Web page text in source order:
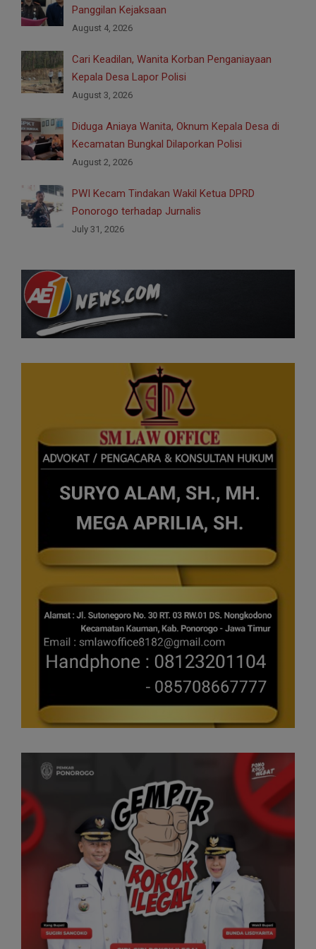
Panggilan Kejaksaan
August 4, 2026
Cari Keadilan, Wanita Korban Penganiayaan
Kepala Desa Lapor Polisi
August 3, 2026
Diduga Aniaya Wanita, Oknum Kepala Desa di
Kecamatan Bungkal Dilaporkan Polisi
August 2, 2026
PWI Kecam Tindakan Wakil Ketua DPRD
Ponorogo terhadap Jurnalis
July 31, 2026